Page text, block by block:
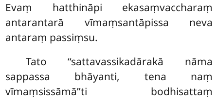
Evaṃ hatthināpi ekasaṃvaccharaṃ
antarantarā vīmaṃsantāpissa neva
antaraṃ passiṃsu.
Tato ‘‘sattavassikadārakā nāma
sappassa bhāyanti, tena naṃ
vīmaṃsissāmā’’ti bodhisattaṃ